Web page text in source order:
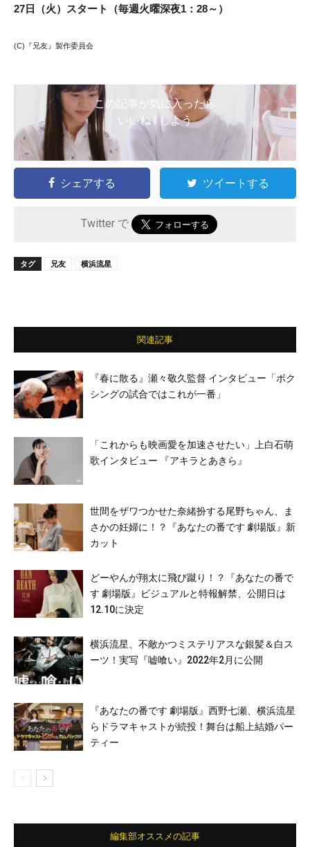
27日（火）スタート（毎週火曜深夜1：28～）
(C)『兄友』製作委員会
この記事が気に入ったら
いいね ! しよう
シェアする ツイートする
Twitter で
タグ 兄友 横浜流星
関連記事
『春に散る』瀬々敬久監督 インタビュー「ボク
シングの試合ではこれが一番」
「これからも映画愛を加速させたい」上白石萌
歌インタビュー 『アキラとあきら』
世間をザワつかせた奈緒扮する尾野ちゃん、ま
さかの妊婦に！？『あなたの番です 劇場版』新
カット
どーやんが翔太に飛び蹴り！？『あなたの番で
す 劇場版』ビジュアルと特報解禁、公開日は
12.10に決定
横浜流星、不敵かつミステリアスな銀髪＆白ス
ーツ！実写『嘘喰い』2022年2月に公開
『あなたの番です 劇場版』西野七瀬、横浜流星
らドラマキャストが続投！舞台は船上結婚パー
ティー
編集部オススメの記事